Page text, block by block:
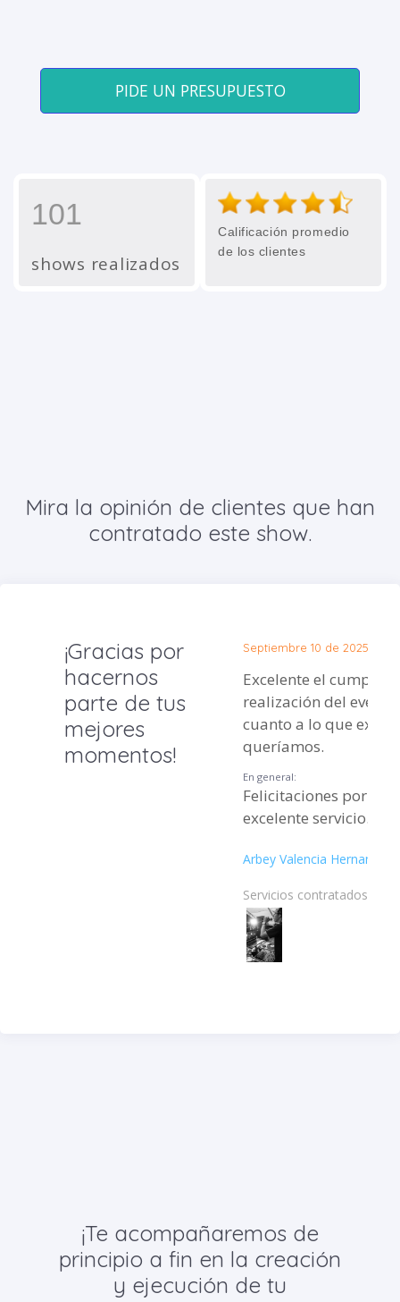
PIDE UN PRESUPUESTO
101
shows realizados
Calificación promedio
de los clientes
Mira la opinión de clientes que han
contratado este show.
¡Gracias por
hacernos
parte de tus
mejores
momentos!
Septiembre 10 de 2025
Excelente el
realización del evento
cuanto a lo que
queríamos.
En general:
Felicitaciones por tan
excelente servicio.
Arbey Valencia Hernandez
Servicios contratados:
¡Te acompañaremos de
principio a fin en la creación
y ejecución de tu